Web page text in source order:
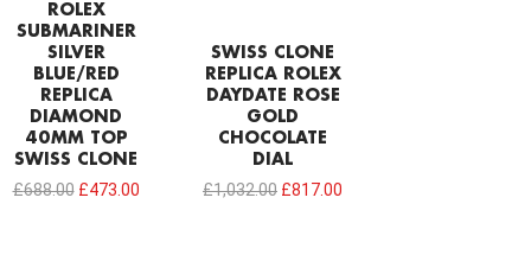
ROLEX
SUBMARINER
SILVER
BLUE/RED
REPLICA
DIAMOND
40MM TOP
SWISS CLONE
£688.00 £473.00
SWISS CLONE
REPLICA ROLEX
DAYDATE ROSE
GOLD
CHOCOLATE
DIAL
£1,032.00 £817.00